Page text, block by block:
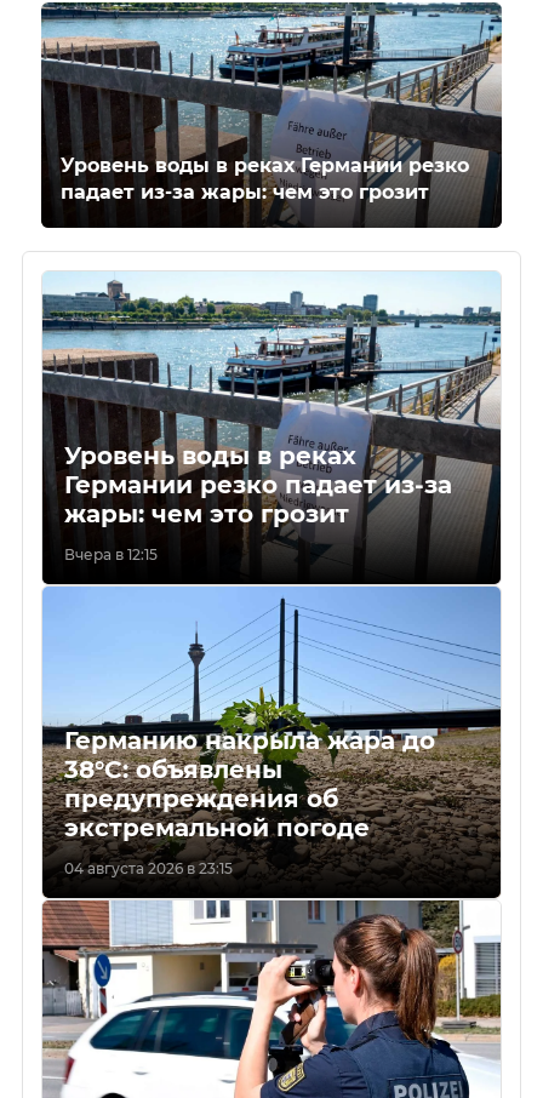
Уровень воды в реках Германии резко
падает из-за жары: чем это грозит
Уровень воды в реках
Германии резко падает из-за
жары: чем это грозит
Вчера в 12:15
Германию накрыла жара до
38°C: объявлены
предупреждения об
экстремальной погоде
04 августа 2026 в 23:15